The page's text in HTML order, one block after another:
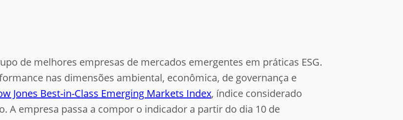
de melhores empresas de mercados emergentes em práticas ESG.
nas dimensões ambiental, econômica, de governança e
Jones Best-in-Class Emerging Markets Index, índice considerado
A empresa passa a compor o indicador a partir do dia 10 de